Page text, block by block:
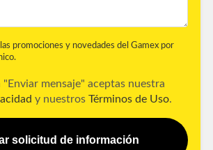
promociones y novedades del Gamex por
mensaje" aceptas nuestra
y nuestros Términos de Uso.
solicitud de información